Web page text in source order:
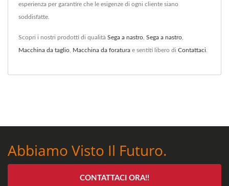
esperienza per garantire che le esigenze di ogni cliente siano
soddisfatte.
Scopri i nostri prodotti di qualità Sega a nastro Sega a nastro
Macchina da taglio Macchina da foratura e sentiti libero di Contattaci
Abbiamo Visto Il Futuro.
CONTATTACI ORA!!